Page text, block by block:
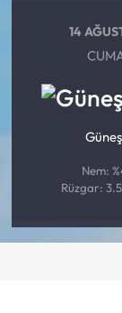
14
Nem:
Rüzgar: